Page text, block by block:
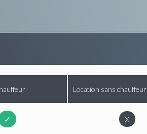
Location sans chauffeur
✓ X